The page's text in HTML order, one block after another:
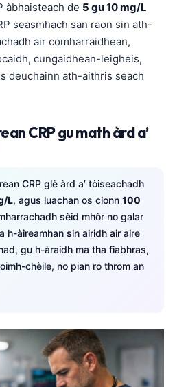
àbhaisteach de 5 gu 10 mg/L
seasmhach san raon sin ath-
air comharraidhean,
cungaidhean-leigheis,
deuchainn ath-aithris seach
CRP gu math àrd a’
CRP glè àrd a’ tòiseachadh
L, agus luachan os cionn 100
sèid mhòr no galar
h-àireamhan sin airidh air aire
gu h-àraidh ma tha fiabhras,
chèile, no pian ro throm an